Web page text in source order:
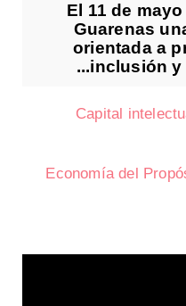
El 11 de
Guarenas
orientada a
inclusión y
Capital
Economía del